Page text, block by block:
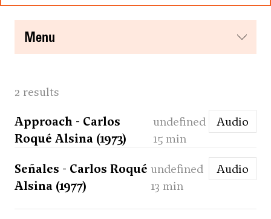
menu
2 results
Approach - Carlos
Roqué Alsina (1973)
undefined
15 min
Audio
Señales - Carlos Roqué
Alsina (1977)
undefined
13 min
Audio